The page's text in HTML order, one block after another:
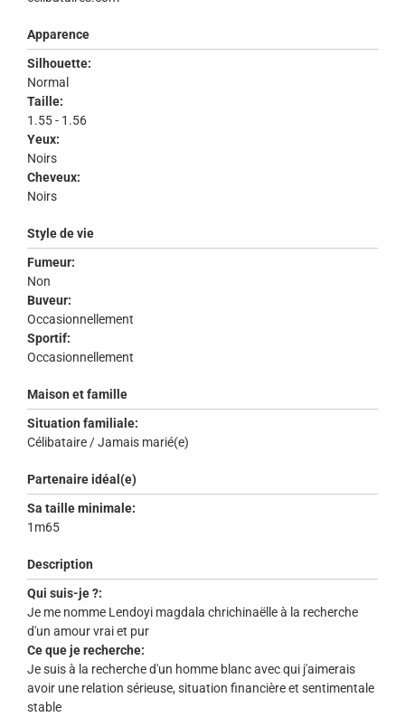
Apparence
Silhouette:
Normal
Taille:
1.55 - 1.56
Yeux:
Noirs
Cheveux:
Noirs
Style de vie
Fumeur:
Non
Buveur:
Occasionnellement
Sportif:
Occasionnellement
Maison et famille
Situation familiale:
Célibataire / Jamais marié(e)
Partenaire idéal(e)
Sa taille minimale:
1m65
Description
Qui suis-je ?:
Je me nomme Lendoyi magdala chrichinaëlle à la recherche
d'un amour vrai et pur
Ce que je recherche:
Je suis à la recherche d'un homme blanc avec qui j'aimerais
avoir une relation sérieuse, situation financière et sentimentale
stable